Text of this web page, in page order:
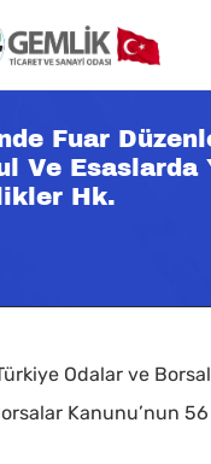
Fuar
Ve Esaslarda
Hk.
Türkiye Odalar ve
Kanunu’nun 56